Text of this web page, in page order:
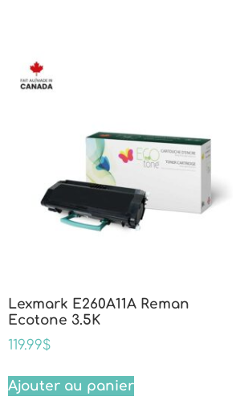
Lexmark E260A11A Reman
Ecotone 3.5K
119.99$
Ajouter au panier